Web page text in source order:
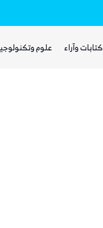
كتابات وآراء علوم